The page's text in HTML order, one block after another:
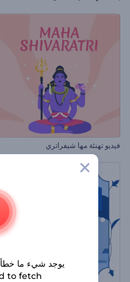
فيديو تهنئة مها شيفراتري
to fetch